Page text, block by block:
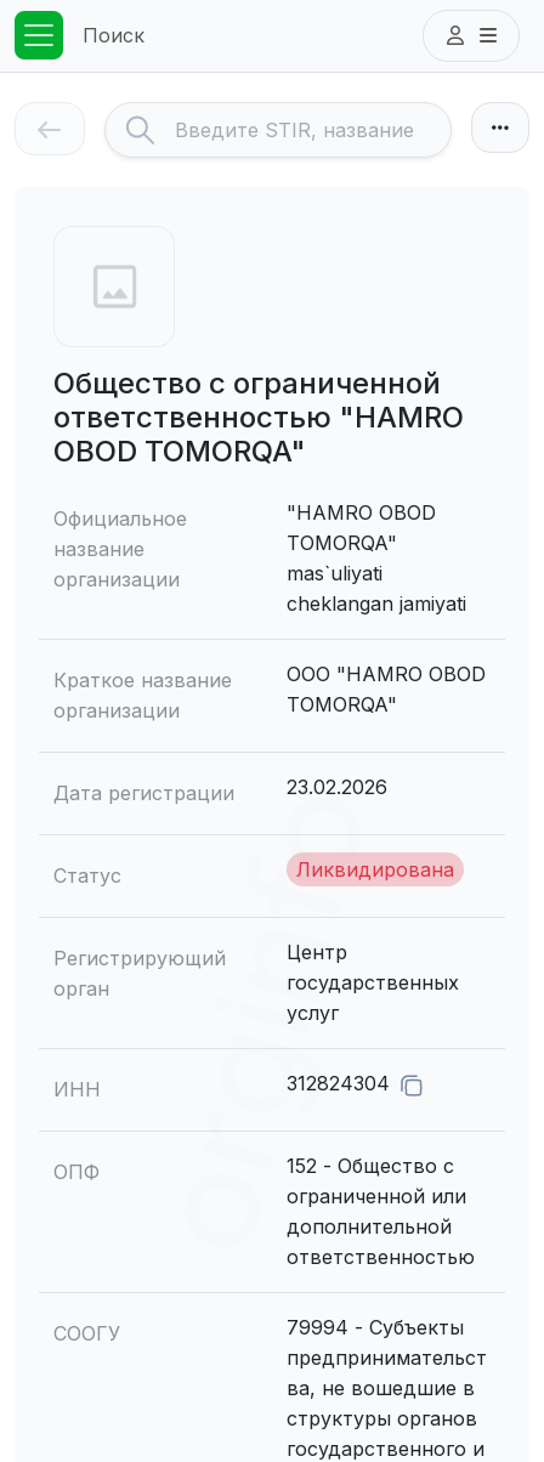
Поиск
Общество с ограниченной
ответственностью "HAMRO
OBOD TOMORQA"
Официальное
название
организации
"HAMRO OBOD
TOMORQA"
mas`uliyati
cheklangan jamiyati
Краткое название
организации
ООО "HAMRO OBOD
TOMORQA"
Дата регистрации 23.02.2026
Статус Ликвидирована
Регистрирующий
орган
Центр
государственных
услуг
ИНН 312824304
ОПФ
152 - Общество с
ограниченной или
дополнительной
ответственностью
СООГУ
79994 - Субъекты
предпринимательст
ва, не вошедшие в
структуры органов
государственного и